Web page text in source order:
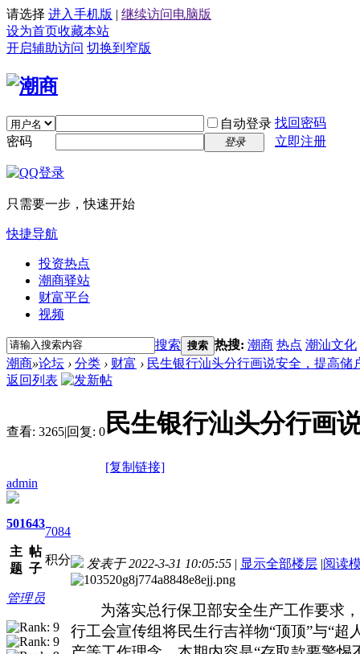
请选择 进入手机版 | 继续访问电脑版
设为首页收藏本站
开启辅助访问 切换到窄版
自动登录 找回密码
密码
登录 立即注册
只需要一步，快速开始
快捷导航
投资热点
潮商驿站
财富平台
视频
搜索 搜索 热搜: 潮商 热点 潮汕文化
潮商»论坛 › 分类 › 财富 › 民生银行汕头分行画说安全，提高储
返回列表
查看: 3265|回复: 0民生银行汕头分行画
[复制链接]
admin
501
主
题
643
帖
子
7084
积分
管理员
发表于 2022-3-31 10:05:55 | 显示全部楼层 |阅读
为落实总行保卫部安全生产工作要求
行工会宣传组将民生行吉祥物“顶顶”与“超